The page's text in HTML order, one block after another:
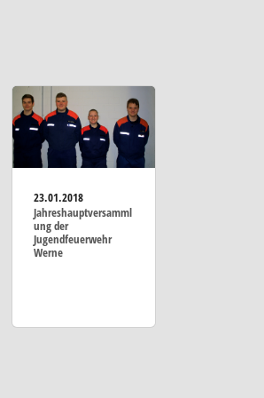
23.01.2018
Jahreshauptversamml
ung der
Jugendfeuerwehr
Werne